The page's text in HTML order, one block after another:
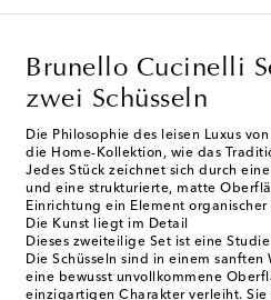
Brunello Cucinelli
zwei Schüsseln
Die Philosophie des leisen Luxus
die Home-Kollektion, wie das
Jedes Stück zeichnet sich durch
und eine strukturierte, matte
Einrichtung ein Element
Die Kunst liegt im Detail
Dieses zweiteilige Set ist eine
Die Schüsseln sind in einem
eine bewusst unvollkommene
einzigartigen Charakter verleiht. Sie